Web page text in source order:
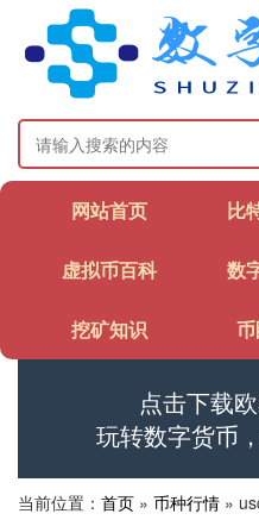
网站首页 比
虚拟币百科 数
挖矿知识
点击下载
玩转数字货币
当前位置： 首页 » 币种行情 »